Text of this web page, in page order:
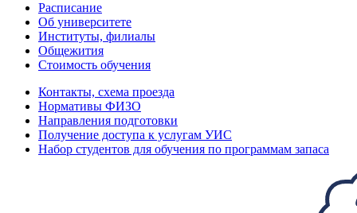
Расписание
Об университете
Институты, филиалы
Общежития
Стоимость обучения
Контакты, схема проезда
Нормативы ФИЗО
Направления подготовки
Получение доступа к услугам УИС
Набор студентов для обучения по программам запаса